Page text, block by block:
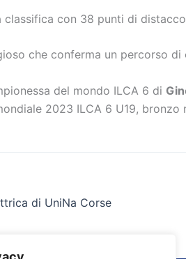
classifica con 38 punti di
che conferma un percorso
del mondo ILCA 6 di
2023 ILCA 6 U19,
di UniNa Corse